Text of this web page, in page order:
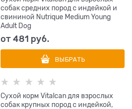
собак средних пород с индейкой и
свининой Nutrique Medium Young
Adult Dog
от481 руб.
ВЫБРАТЬ
Сухой корм Vitalcan для взрослых
собак крупных пород с индейкой,